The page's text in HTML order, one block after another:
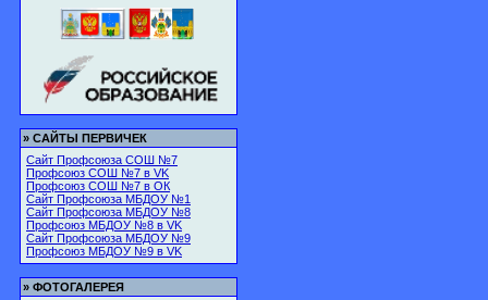
» САЙТЫ ПЕРВИЧЕК
Сайт Профсоюза СОШ №7
Профсоюз СОШ №7 в VK
Профсоюз СОШ №7 в ОК
Сайт Профсоюза МБДОУ №1
Сайт Профсоюза МБДОУ №8
Профсоюз МБДОУ №8 в VK
Сайт Профсоюза МБДОУ №9
Профсоюз МБДОУ №9 в VK
» ФОТОГАЛЕРЕЯ